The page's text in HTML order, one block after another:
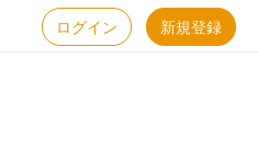
ログイン 新規登録